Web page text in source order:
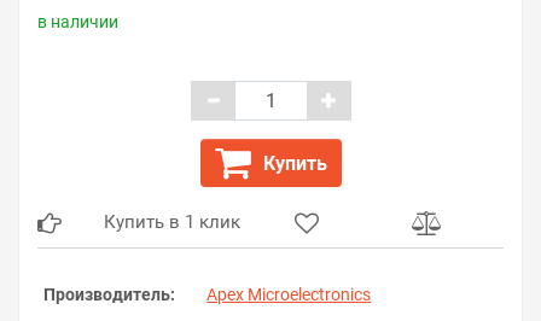
в наличии
Купить
Купить в 1 клик
Производитель: Apex Microelectronics